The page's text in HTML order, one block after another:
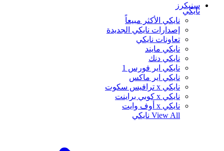
سنيكرز
نايكي
نايكي الأكثر مبيعاً
إصدارات نايكي الجديدة
تعاونات نايكي
نايكي مايند
نايكي دنك
نايكي اير فورس 1
نايكي اير ماكس
نايكي x ترافيس سكوت
نايكي x كوبي براينت
نايكي x أوف وايت
View All نايكي